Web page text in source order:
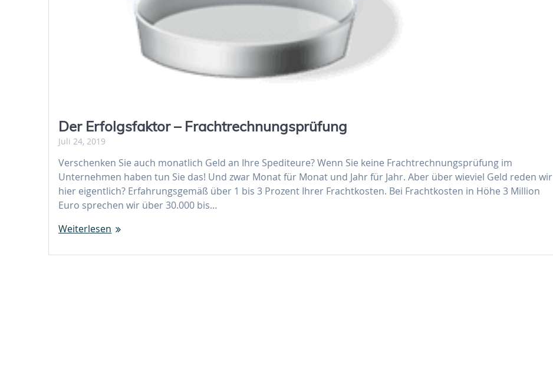
Der Erfolgsfaktor – Frachtrechnungsprüfung
Juli 24, 2019
Verschenken Sie auch monatlich Geld an Ihre Spediteure? Wenn Sie keine Frachtrechnungsprüfung im
Unternehmen haben tun Sie das! Und zwar Monat für Monat und Jahr für Jahr. Aber über wieviel Geld reden wir
hier eigentlich? Erfahrungsgemäß über 1 bis 3 Prozent Ihrer Frachtkosten. Bei Frachtkosten in Höhe 3 Million
Euro sprechen wir über 30.000 bis…
Weiterlesen